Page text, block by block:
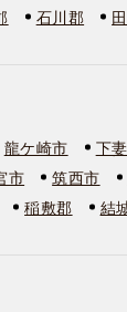
石川郡
龍ケ崎市 下
市 筑西市
稲敷郡 結